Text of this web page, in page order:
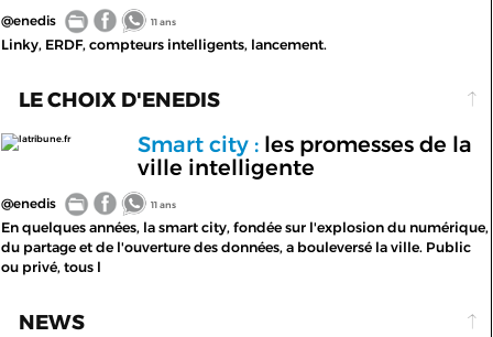
@enedis 11 ans
Linky, ERDF, compteurs intelligents, lancement.
LE CHOIX D'ENEDIS
latribune.fr Smart city :les promesses de la
ville intelligente
@enedis 11 ans
En quelques années, la smart city, fondée sur l'explosion du numérique,
du partage et de l'ouverture des données, a bouleversé la ville. Public
ou privé, tous l
NEWS